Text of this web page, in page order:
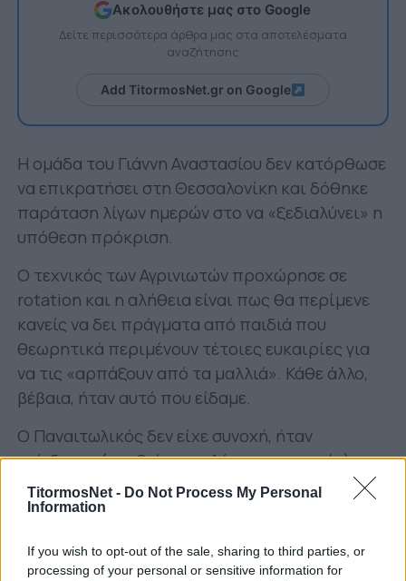
TitormosNet - Do Not Process My Personal
Information
If you wish to opt-out of the sale, sharing to third parties, or
processing of your personal or sensitive information for
Ακολουθήστε μας στο Google
Δείτε περισσότερα άρθρα μας στα αποτελέσματα
αναζήτησης
Add TitormosNet.gr on Google
Η ομάδα του Γιάννη Αναστασίου δεν κατόρθωσε
να επικρατήσει στη Θεσσαλονίκη και δόθηκε
παράταση λίγων ημερών στο να «ξεδιαλύνει» η
υπόθεση πρόκριση.
Ο τεχνικός των Αγρινιωτών προχώρησε σε
rotation και η αλήθεια είναι πως θα περίμενε
κανείς να δει πράγματα από παιδιά που
θεωρητικά περιμένουν τέτοιες ευκαιρίες για
να τις «αρπάξουν από τα μαλλιά». Κάθε άλλο,
βέβαια, ήταν αυτό που είδαμε.
Ο Παναιτωλικός δεν είχε συνοχή, ήταν
ακίνδυνος (με εξαίρεση ελάχιστες στιγμές) και
δεν μπόρεσε να επιβάλλει ρυθμό. Για την
ακρίβεια, υπήρξε και χρονικό σημείο στο
επανάληψη, δημιουργώντας 1-2 καλές στιγμές.